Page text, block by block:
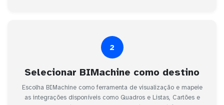
2
Selecionar BIMachine como destino
Escolha BIMachine como ferramenta de visualização e mapeie
as integrações disponíveis como Quadros e Listas, Cartões e